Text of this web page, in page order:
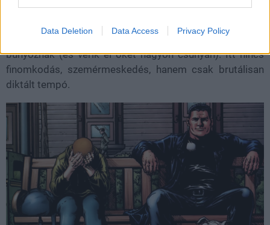
Data Deletion Data Access Privacy Policy
egyrészt más a tempója, vagyis sokkal gyorsabban
történnek az események, csak kapkodjuk a fejünket, és
hip-hop a címszereplő banda tagjai már szuperhősökkel
bunyóznak (és verik el őket nagyon csúnyán). Itt nincs
finomkodás, szemérmeskedés, hanem csak brutálisan
diktált tempó.